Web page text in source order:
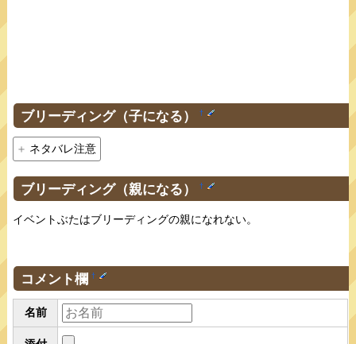
ブリーディング（子になる） †
ネタバレ注意
ブリーディング（親になる） †
イベントぶたはブリーディングの親になれない。
コメント欄 †
名前